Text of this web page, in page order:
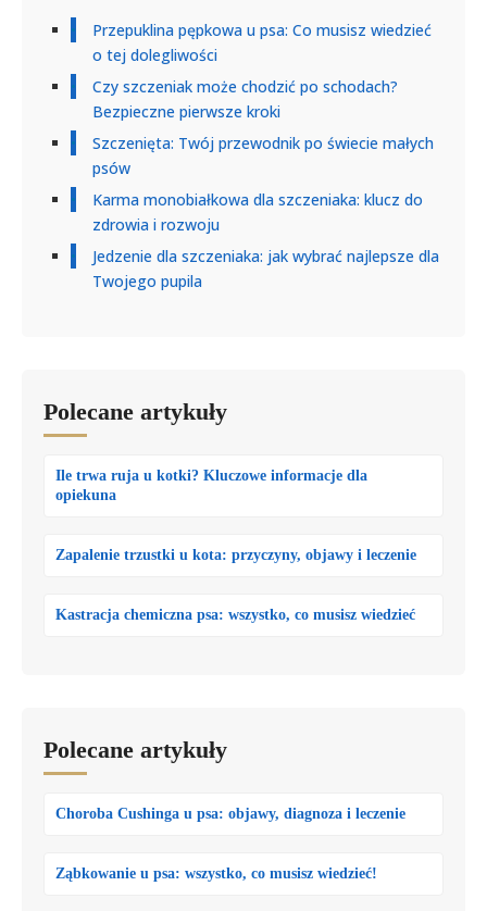
Przepuklina pępkowa u psa: Co musisz wiedzieć
o tej dolegliwości
Czy szczeniak może chodzić po schodach?
Bezpieczne pierwsze kroki
Szczenięta: Twój przewodnik po świecie małych
psów
Karma monobiałkowa dla szczeniaka: klucz do
zdrowia i rozwoju
Jedzenie dla szczeniaka: jak wybrać najlepsze dla
Twojego pupila
Polecane artykuły
Ile trwa ruja u kotki? Kluczowe informacje dla
opiekuna
Zapalenie trzustki u kota: przyczyny, objawy i leczenie
Kastracja chemiczna psa: wszystko, co musisz wiedzieć
Polecane artykuły
Choroba Cushinga u psa: objawy, diagnoza i leczenie
Ząbkowanie u psa: wszystko, co musisz wiedzieć!